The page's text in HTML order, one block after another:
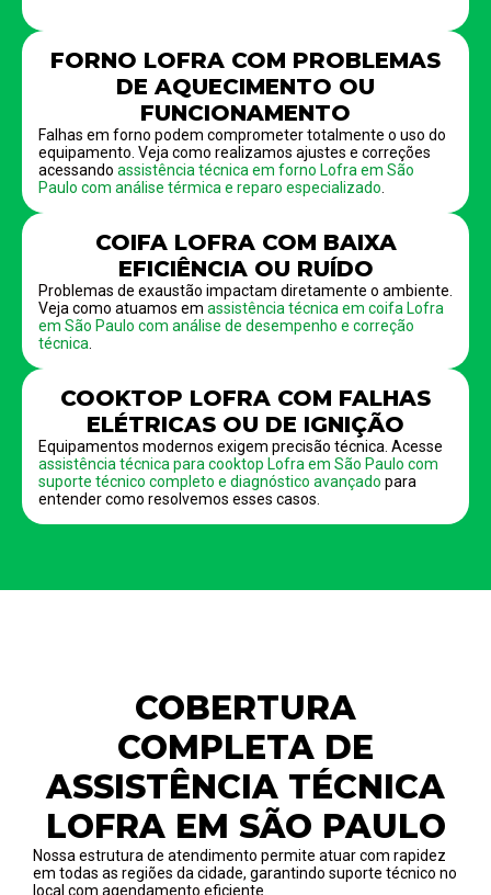
FORNO LOFRA COM PROBLEMAS
DE AQUECIMENTO OU
FUNCIONAMENTO
Falhas em forno podem comprometer totalmente o uso do
equipamento. Veja como realizamos ajustes e correções
acessando assistência técnica em forno Lofra em São
Paulo com análise térmica e reparo especializado
COIFA LOFRA COM BAIXA
EFICIÊNCIA OU RUÍDO
Problemas de exaustão impactam diretamente o ambiente.
Veja como atuamos em assistência técnica em coifa Lofra
em São Paulo com análise de desempenho e correção
técnica
COOKTOP LOFRA COM FALHAS
ELÉTRICAS OU DE IGNIÇÃO
Equipamentos modernos exigem precisão técnica. Acesse
assistência técnica para cooktop Lofra em São Paulo com
suporte técnico completo e diagnóstico avançado para
entender como resolvemos esses casos.
COBERTURA
COMPLETA DE
ASSISTÊNCIA TÉCNICA
LOFRA EM SÃO PAULO
Nossa estrutura de atendimento permite atuar com rapidez
em todas as regiões da cidade, garantindo suporte técnico no
local com agendamento eficiente.